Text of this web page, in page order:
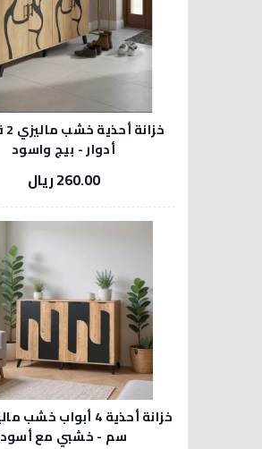
أدوار - بيج واسود
260.00 ريال
سم - خشبي مع أسود